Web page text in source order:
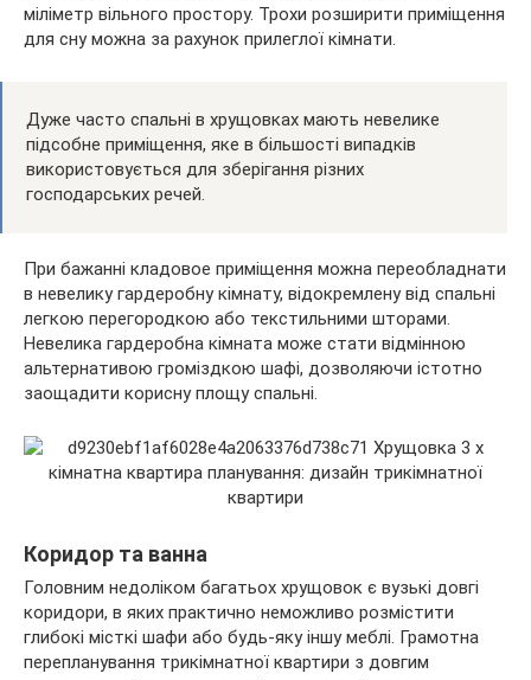
міліметр вільного простору. Трохи розширити приміщення
для сну можна за рахунок прилеглої кімнати.
Дуже часто спальні в хрущовках мають невелике
підсобне приміщення, яке в більшості випадків
використовується для зберігання різних
господарських речей.
При бажанні кладовое приміщення можна переобладнати
в невелику гардеробну кімнату, відокремлену від спальні
легкою перегородкою або текстильними шторами.
Невелика гардеробна кімната може стати відмінною
альтернативою громіздкою шафі, дозволяючи істотно
заощадити корисну площу спальні.
Коридор та ванна
Головним недоліком багатьох хрущовок є вузькі довгі
коридори, в яких практично неможливо розмістити
глибокі місткі шафи або будь-яку іншу меблі. Грамотна
перепланування трикімнатної квартири з довгим